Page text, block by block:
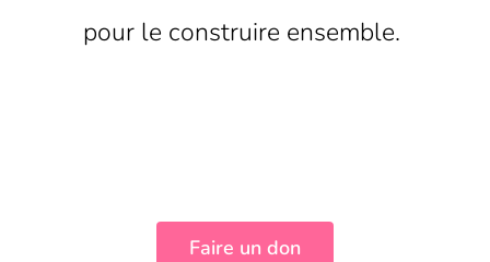
pour le construire ensemble.
Faire un don